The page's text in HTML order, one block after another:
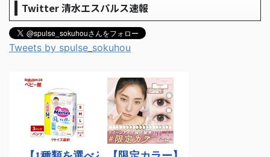
Twitter 清水エスパルス速報
Tweets by spulse_sokuhou